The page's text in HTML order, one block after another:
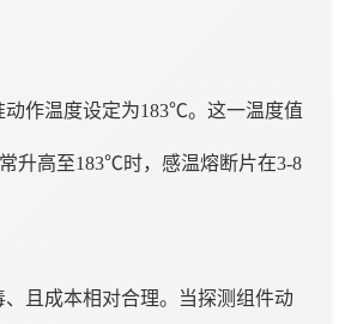
动作温度设定为183℃。这一温度值
升高至183℃时，感温熔断片在3-8
且成本相对合理。当探测组件动